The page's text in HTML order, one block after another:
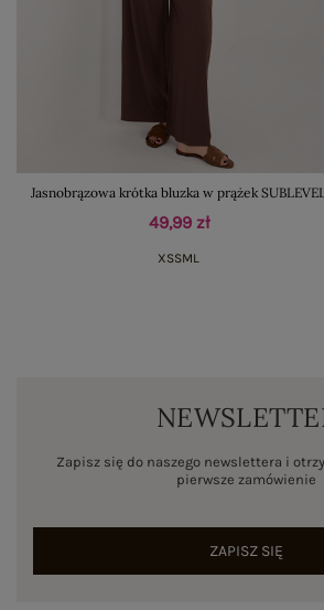
Jasnobrązowa krótka bluzka w prążek
49,99 zł
XSSML
Zapisz się do naszego newslettera i
pierwsze zamówienie
ZAPISZ SIĘ